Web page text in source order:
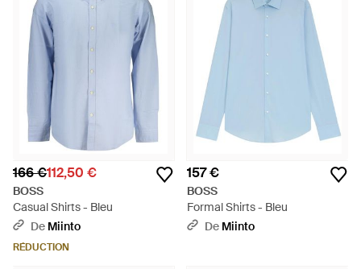
166 €112,50 €
BOSS
Casual Shirts - Bleu
De Miinto
RÉDUCTION
157 €
BOSS
Formal Shirts - Bleu
De Miinto